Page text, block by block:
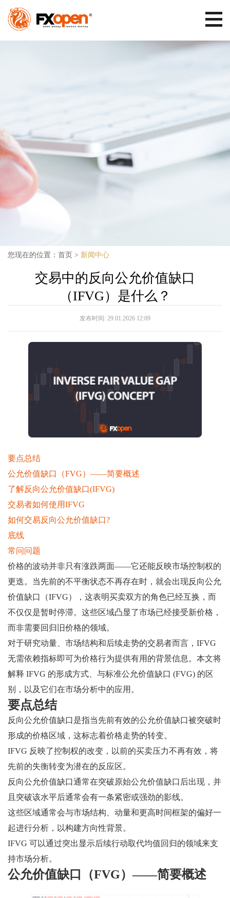
您现在的位置： 首页 > 新闻中心
交易中的反向公允价值缺口
（IFVG）是什么？
发布时间: 29.01.2026 12:09
要点总结
公允价值缺口（FVG）——简要概述
了解反向公允价值缺口(IFVG)
交易者如何使用IFVG
如何交易反向公允价值缺口?
底线
常问问题
价格的波动并非只有涨跌两面——它还能反映市场控制权的
更迭。当先前的不平衡状态不再存在时，就会出现反向公允
价值缺口（IFVG），这表明买卖双方的角色已经互换，而
不仅仅是暂时停滞。这些区域凸显了市场已经接受新价格，
而非需要回归旧价格的领域。
对于研究动量、市场结构和后续走势的交易者而言，IFVG
无需依赖指标即可为价格行为提供有用的背景信息。本文将
解释 IFVG 的形成方式、与标准公允价值缺口 (FVG) 的区
别，以及它们在市场分析中的应用。
要点总结
反向公允价值缺口是指当先前有效的公允价值缺口被突破时
形成的价格区域，这标志着价格走势的转变。
IFVG 反映了控制权的改变，以前的买卖压力不再有效，将
先前的失衡转变为潜在的反应区。
反向公允价值缺口通常在突破原始公允价值缺口后出现，并
且突破该水平后通常会有一条紧密或强劲的影线。
这些区域通常会与市场结构、动量和更高时间框架的偏好一
起进行分析，以构建方向性背景。
IFVG 可以通过突出显示后续行动取代均值回归的领域来支
持市场分析。
公允价值缺口（FVG）——简要概述